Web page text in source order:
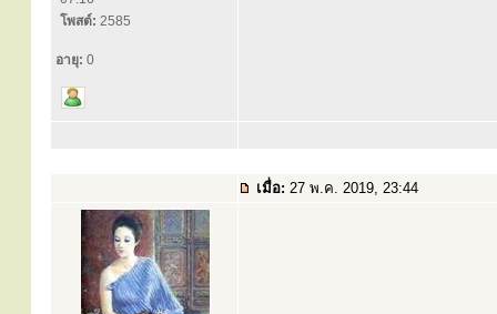
โพสต์: 2585
อายุ: 0
เมื่อ: 27 พ.ค. 2019, 23:44